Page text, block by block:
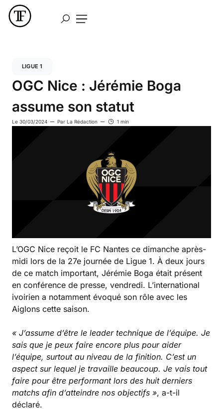
LIGUE 1
OGC Nice : Jérémie Boga
assume son statut
Le 30/03/2024 Par La Rédaction 1 min
L’OGC Nice reçoit le FC Nantes ce dimanche après-
midi lors de la 27e journée de Ligue 1. À deux jours
de ce match important, Jérémie Boga était présent
en conférence de presse, vendredi. L’international
ivoirien a notamment évoqué son rôle avec les
Aiglons cette saison.
« J’assume d’être le leader technique de l’équipe. Je
sais que je peux faire encore plus pour aider
l’équipe, surtout au niveau de la finition. C’est un
aspect sur lequel je travaille beaucoup. Je vais tout
faire pour être performant lors des huit derniers
matchs afin d’atteindre nos objectifs », a-t-il
déclaré.